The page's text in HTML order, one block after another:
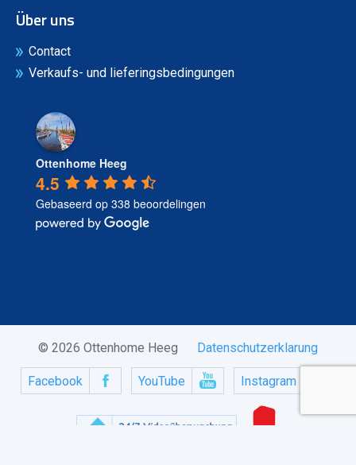
Über uns
Contact
Verkaufs- und lieferingsbedingungen
Ottenhome Heeg
4.5
Gebaseerd op 338 beoordelingen
© 2026 Ottenhome Heeg Datenschutzerklarung
Facebook YouTube Instagram